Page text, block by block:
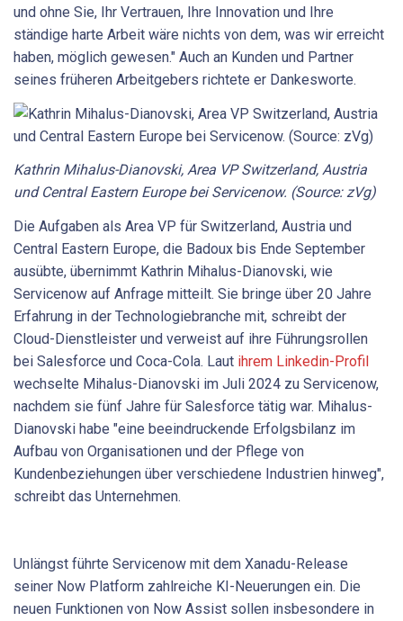
und ohne Sie, Ihr Vertrauen, Ihre Innovation und Ihre
ständige harte Arbeit wäre nichts von dem, was wir erreicht
haben, möglich gewesen." Auch an Kunden und Partner
seines früheren Arbeitgebers richtete er Dankesworte.
Kathrin Mihalus-Dianovski, Area VP Switzerland, Austria
und Central Eastern Europe bei Servicenow. (Source: zVg)
Die Aufgaben als Area VP für Switzerland, Austria und
Central Eastern Europe, die Badoux bis Ende September
ausübte, übernimmt Kathrin Mihalus-Dianovski, wie
Servicenow auf Anfrage mitteilt. Sie bringe über 20 Jahre
Erfahrung in der Technologiebranche mit, schreibt der
Cloud-Dienstleister und verweist auf ihre Führungsrollen
bei Salesforce und Coca-Cola. Laut ihrem Linkedin-Profil
wechselte Mihalus-Dianovski im Juli 2024 zu Servicenow,
nachdem sie fünf Jahre für Salesforce tätig war. Mihalus-
Dianovski habe "eine beeindruckende Erfolgsbilanz im
Aufbau von Organisationen und der Pflege von
Kundenbeziehungen über verschiedene Industrien hinweg",
schreibt das Unternehmen.
Unlängst führte Servicenow mit dem Xanadu-Release
seiner Now Platform zahlreiche KI-Neuerungen ein. Die
neuen Funktionen von Now Assist sollen insbesondere in